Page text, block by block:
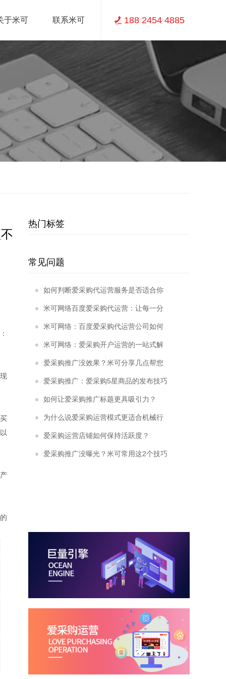
188 2454 4885
于米可 联系米可
热门标签
常见问题
如何判断爱采购代运营服务是否适合你
的企业？
米可网络百度爱采购代运营：让每一分
投入都“物超所值”
米可网络：百度爱采购代运营公司如何
用数据驱动增长？
米可网络：爱采购开户运营的一站式解
决方案
爱采购推广没效果？米可分享几点帮您
优化
爱采购推广：爱采购5星商品的发布技巧
有哪些？
如何让爱采购推广标题更具吸引力？
为什么说爱采购运营模式更适合机械行
业？
爱采购运营店铺如何保持活跃度？
爱采购推广没曝光？米可常用这2个技巧